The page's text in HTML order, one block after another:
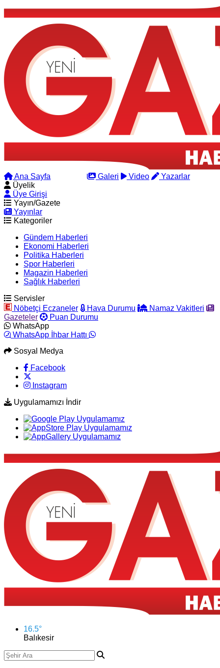
Ana Sayfa Galeri Video
Yazarlar
Üyelik
Üye Girişi
Yayın/Gazete
Yayınlar
Kategoriler
Gündem Haberleri
Ekonomi Haberleri
Politika Haberleri
Spor Haberleri
Magazin Haberleri
Sağlık Haberleri
Servisler
Nöbetçi Eczaneler
Hava Durumu
Namaz Vakitleri
Gazeteler
Puan Durumu
WhatsApp
WhatsApp İhbar Hattı
Sosyal Medya
Facebook
Instagram
Uygulamamızı İndir
16.5°
Balıkesir